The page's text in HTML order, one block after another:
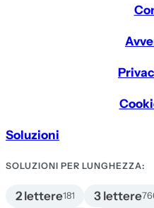
Soluzioni
SOLUZIONI PER LUNGHEZZA:
2 lettere181 3 lettere